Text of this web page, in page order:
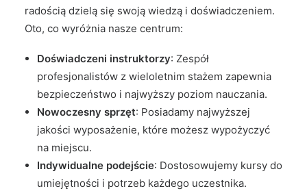
radością dzielą się swoją wiedzą i doświadczeniem.
Oto, co wyróżnia nasze centrum:
Doświadczeni instruktorzy: Zespół
profesjonalistów z wieloletnim stażem zapewnia
bezpieczeństwo i najwyższy poziom nauczania.
Nowoczesny sprzęt: Posiadamy najwyższej
jakości wyposażenie, które możesz wypożyczyć
na miejscu.
Indywidualne podejście: Dostosowujemy kursy do
umiejętności i potrzeb każdego uczestnika.